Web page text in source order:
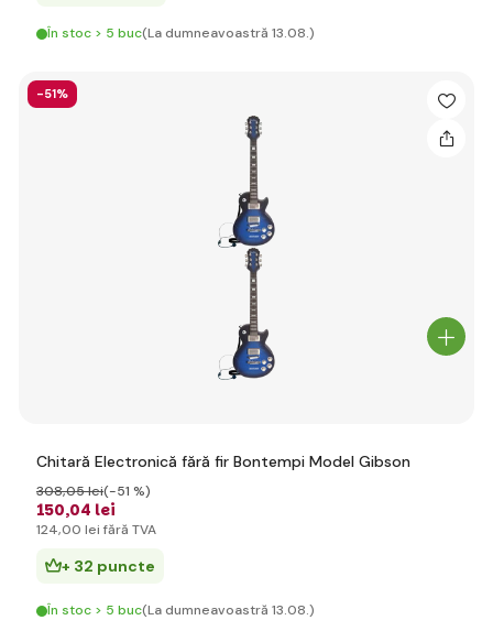
În stoc > 5 buc(La dumneavoastră 13.08.)
-51%
Chitară Electronică fără fir Bontempi Model Gibson
150,04 lei
308,05 lei(-51 %)
124,00 lei fără TVA
+ 32 puncte
În stoc > 5 buc(La dumneavoastră 13.08.)